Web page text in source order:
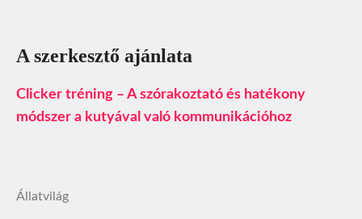
A szerkesztő ajánlata
Clicker tréning – A szórakoztató és hatékony
módszer a kutyával való kommunikációhoz
Állatvilág